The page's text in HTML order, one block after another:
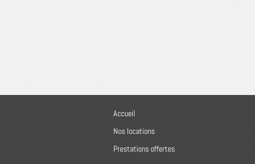
Accueil
Nos locations
Prestations offertes